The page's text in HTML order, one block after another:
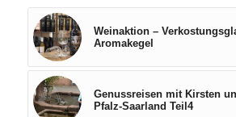
Weinaktion –
Aromakegel
Genussreisen mit Kirsten
Pfalz-Saarland Teil4